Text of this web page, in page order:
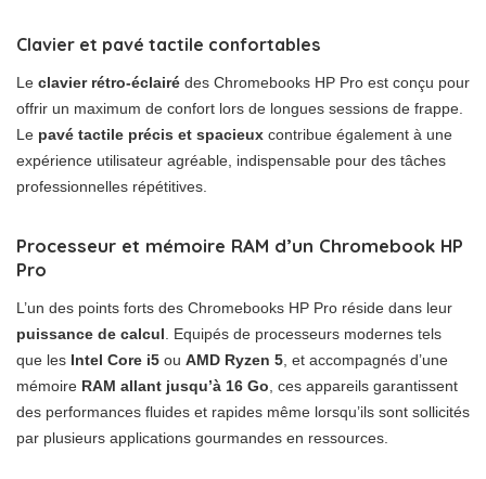
Clavier et pavé tactile confortables
Le clavier rétro-éclairé des Chromebooks HP Pro est conçu pour
offrir un maximum de confort lors de longues sessions de frappe.
Le pavé tactile précis et spacieux contribue également à une
expérience utilisateur agréable, indispensable pour des tâches
professionnelles répétitives.
Processeur et mémoire RAM d’un Chromebook HP
Pro
L’un des points forts des Chromebooks HP Pro réside dans leur
puissance de calcul . Equipés de processeurs modernes tels
que les Intel Core i5 ou AMD Ryzen 5 , et accompagnés d’une
mémoire RAM allant jusqu’à 16 Go , ces appareils garantissent
des performances fluides et rapides même lorsqu’ils sont sollicités
par plusieurs applications gourmandes en ressources.